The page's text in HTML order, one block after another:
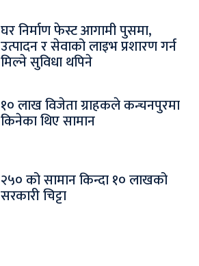
घर निर्माण फेस्ट आगामी पुसमा,
उत्पादन र सेवाको लाइभ प्रशारण गर्न
मिल्ने सुविधा थपिने
१० लाख विजेता ग्राहकले कन्चनपुरमा
किनेका थिए सामान
२५० को सामान किन्दा १० लाखको
सरकारी चिट्टा